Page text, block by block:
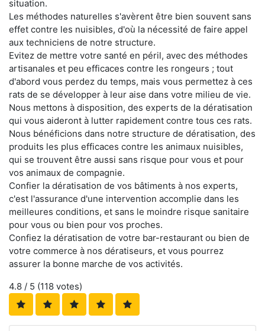
situation.
Les méthodes naturelles s'avèrent être bien souvent sans
effet contre les nuisibles, d'où la nécessité de faire appel
aux techniciens de notre structure.
Evitez de mettre votre santé en péril, avec des méthodes
artisanales et peu efficaces contre les rongeurs ; tout
d'abord vous perdez du temps, mais vous permettez à ces
rats de se développer à leur aise dans votre milieu de vie.
Nous mettons à disposition, des experts de la dératisation
qui vous aideront à lutter rapidement contre tous ces rats.
Nous bénéficions dans notre structure de dératisation, des
produits les plus efficaces contre les animaux nuisibles,
qui se trouvent être aussi sans risque pour vous et pour
vos animaux de compagnie.
Confier la dératisation de vos bâtiments à nos experts,
c'est l'assurance d'une intervention accomplie dans les
meilleures conditions, et sans le moindre risque sanitaire
pour vous ou bien pour vos proches.
Confiez la dératisation de votre bar-restaurant ou bien de
votre commerce à nos dératiseurs, et vous pourrez
assurer la bonne marche de vos activités.
4.8 / 5 (118 votes)